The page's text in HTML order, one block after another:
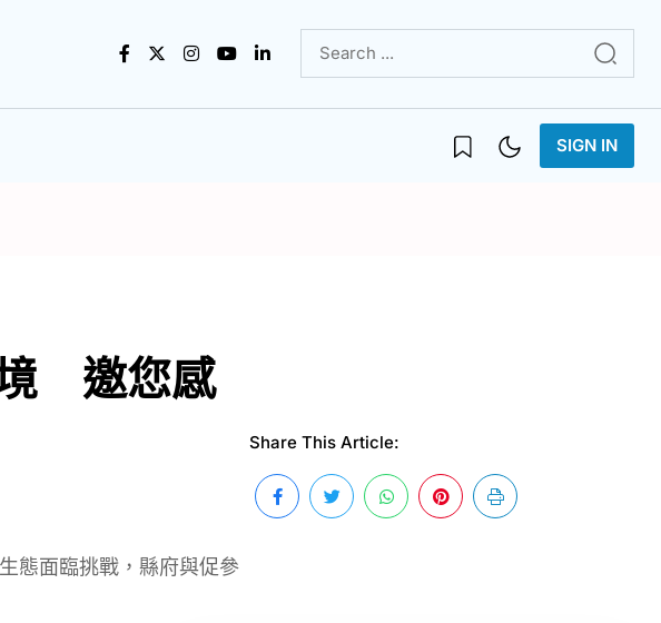
SIGN IN
境 邀您感
態面臨挑戰，縣府與促參
Share This Article: